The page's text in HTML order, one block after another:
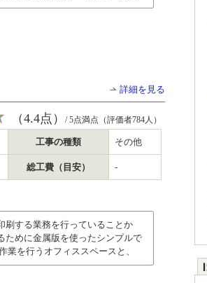
詳細を見る
（4.4点） / 5点満点（評価者784人）
工事の種類 その他
総工費（目安） -
刷する業務を行っていることか
ために金属版を使ったシンプルで
業を行うオフィススペースと、